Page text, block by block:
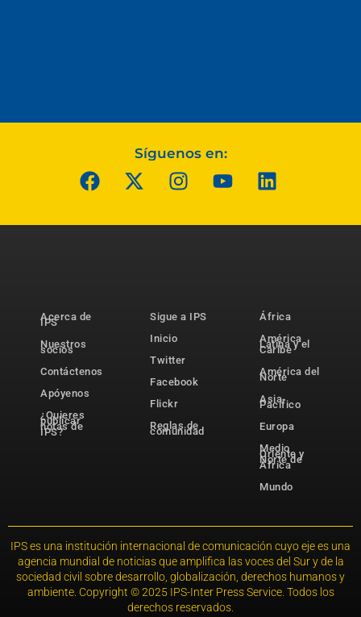
Síguenos en:
Acerca de
IPS
Nuestros
socios
Contáctenos
Apóyenos
¿Quieres
publicar
notas de
IPS?
Sigue a IPS
Inicio
Twitter
Facebook
Flickr
Reglas de
comunidad
África
América
Latina y el
Caribe
América del
Norte
Asia-
Pacífico
Europa
Medio
Oriente y
Norte de
África
Mundo
IPS es una institución internacional de comunicación cuyo eje es una
agencia mundial de noticias que amplifica las voces del Sur y de la
sociedad civil sobre desarrollo, globalización, derechos humanos y
ambiente. Copyright © 2025 IPS-Inter Press Service. Todos los
derechos reservados.